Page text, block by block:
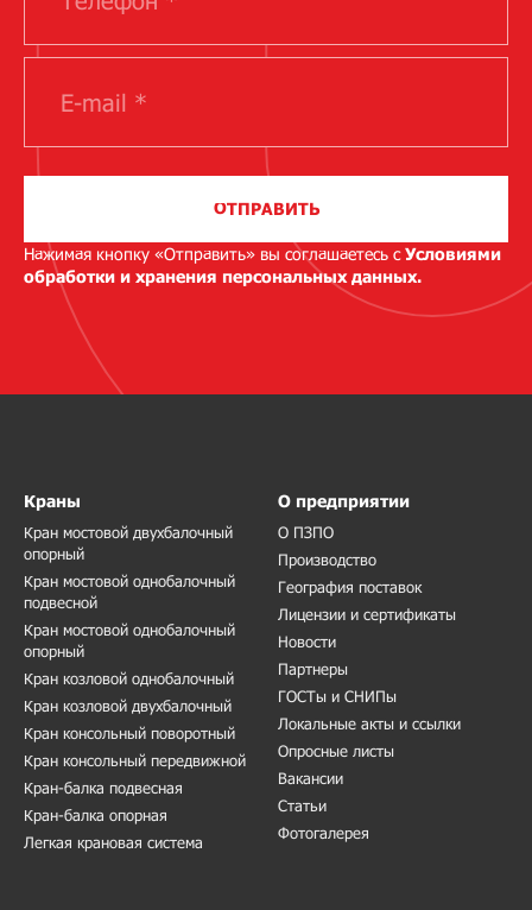
ОТПРАВИТЬ
Нажимая кнопку «Отправить» вы соглашаетесь сУсловиями
обработки и хранения персональных данных.
Краны
Кран мостовой двухбалочный
опорный
Кран мостовой однобалочный
подвесной
Кран мостовой однобалочный
опорный
Кран козловой однобалочный
Кран козловой двухбалочный
Кран консольный поворотный
Кран консольный передвижной
Кран-балка подвесная
Кран-балка опорная
Легкая крановая система
О предприятии
О ПЗПО
Производство
География поставок
Лицензии и сертификаты
Новости
Партнеры
ГОСТы и СНИПы
Локальные акты и ссылки
Опросные листы
Вакансии
Статьи
Фотогалерея